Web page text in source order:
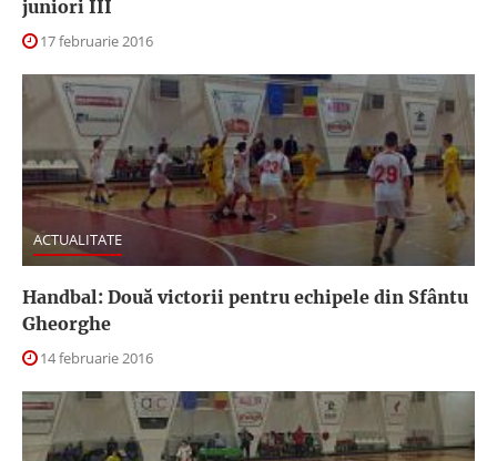
juniori III
17 februarie 2016
ACTUALITATE
Handbal: Două victorii pentru echipele din Sfântu
Gheorghe
14 februarie 2016